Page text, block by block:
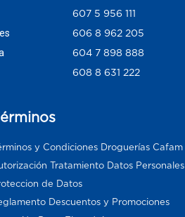
607 5 956 111
606 8 962 205
604 7 898 888
608 8 631 222
y Condiciones Droguerías Cafam
Tratamiento Datos Personales
de Datos
Descuentos y Promociones